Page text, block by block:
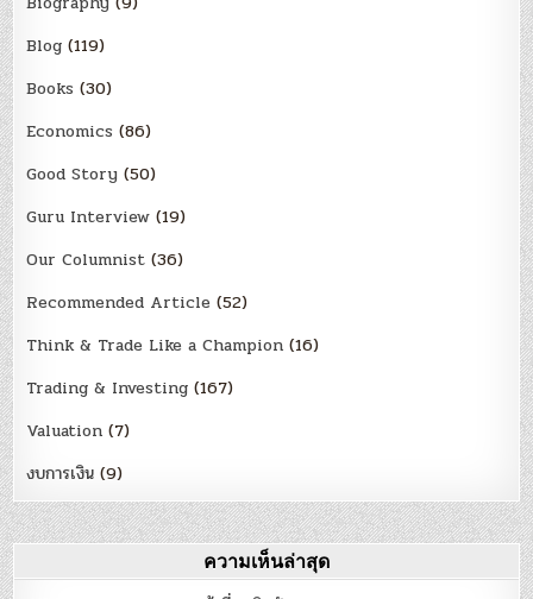
Blog (119)
Books (30)
Economics (86)
Good Story (50)
Guru Interview (19)
Our Columnist (36)
Recommended Article (52)
Think & Trade Like a Champion (16)
Trading & Investing (167)
Valuation (7)
งบการเงิน (9)
ความเห็นล่าสุด